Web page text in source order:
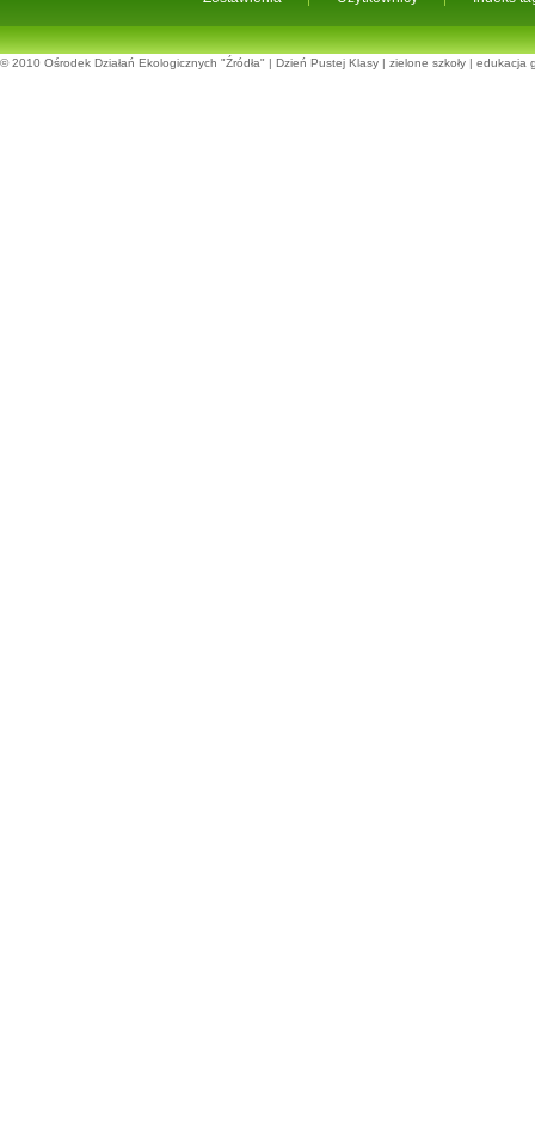
© 2010 Ośrodek Działań Ekologicznych "Źródła" | Dzień Pustej Klasy | zielone szkoły | edukacja